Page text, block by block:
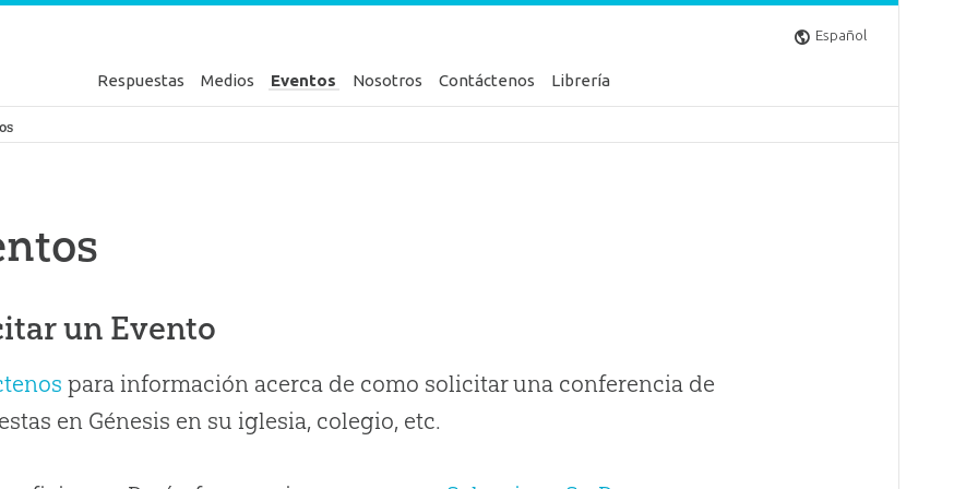
Español
Respuestas Medios Eventos Nosotros Contáctenos Librería
Génesis
un Evento
para información acerca de como solicitar una conferencia de
en Génesis en su iglesia, colegio, etc.